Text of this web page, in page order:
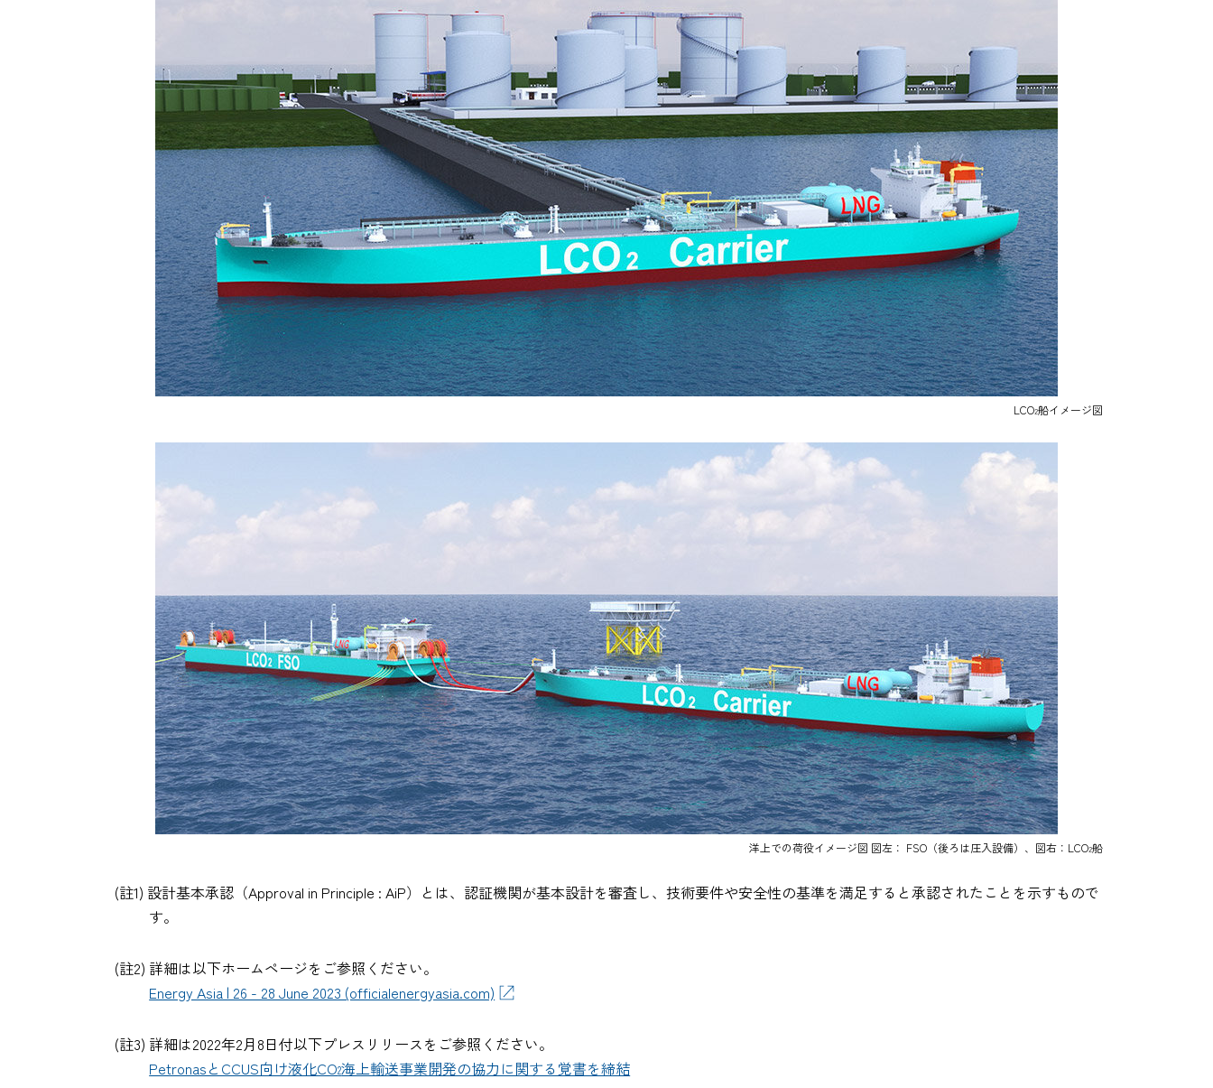
LCO2船イメージ図
洋上での荷役イメージ図 図左： FSO（後ろは圧入設備）、図右：LCO2船
(註1) 設計基本承認（Approval in Principle : AiP）とは、認証機関が基本設計を審査し、技術要件や安全性の基準を満足すると承認されたことを示すもので
す。
(註2) 詳細は以下ホームページをご参照ください。
Energy Asia | 26 - 28 June 2023 (officialenergyasia.com)
(註3) 詳細は2022年2月8日付以下プレスリリースをご参照ください。
PetronasとCCUS向け液化CO2海上輸送事業開発の協力に関する覚書を締結